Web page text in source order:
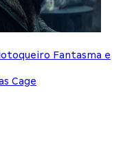
Fantasma e
Cage